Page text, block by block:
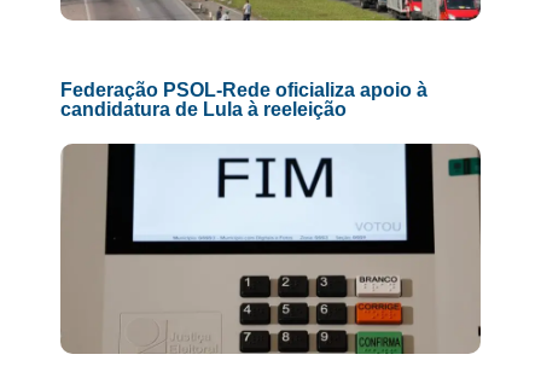
Federação PSOL-Rede oficializa apoio à
candidatura de Lula à reeleição